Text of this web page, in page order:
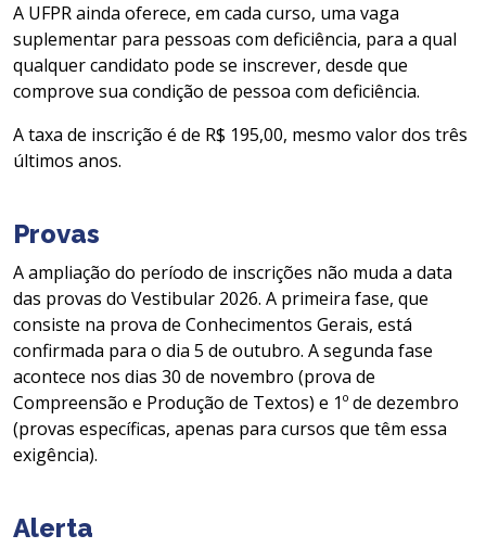
A UFPR ainda oferece, em cada curso, uma vaga
suplementar para pessoas com deficiência, para a qual
qualquer candidato pode se inscrever, desde que
comprove sua condição de pessoa com deficiência.
A taxa de inscrição é de R$ 195,00, mesmo valor dos três
últimos anos.
Provas
A ampliação do período de inscrições não muda a data
das provas do Vestibular 2026. A primeira fase, que
consiste na prova de Conhecimentos Gerais, está
confirmada para o dia 5 de outubro. A segunda fase
acontece nos dias 30 de novembro (prova de
Compreensão e Produção de Textos) e 1º de dezembro
(provas específicas, apenas para cursos que têm essa
exigência).
Alerta